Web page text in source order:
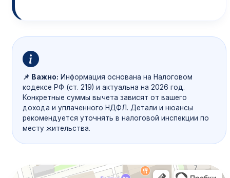
📌 Важно: Информация основана на Налоговом
кодексе РФ (ст. 219) и актуальна на 2026 год.
Конкретные суммы вычета зависят от вашего
дохода и уплаченного НДФЛ. Детали и нюансы
рекомендуется уточнять в налоговой инспекции по
месту жительства.